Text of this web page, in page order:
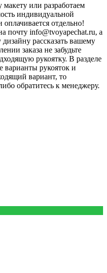
или разработаем
индивидуальной
оплачивается отдельно!
почту info@tvoyapechat.ru, а
рассказать вашему
заказа не забудьте
рукоятку. В разделе
варианты рукояток и
вариант, то
обратитесь к менеджеру.